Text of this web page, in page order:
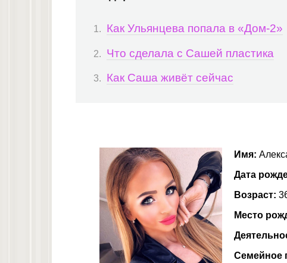
Как Ульянцева попала в «Дом-2»
Что сделала с Сашей пластика
Как Саша живёт сейчас
Имя:
Дата
Возраст:
Место
Семейное